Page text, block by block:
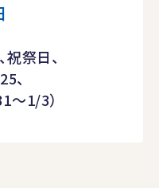
祝祭日、
、
～1/3）